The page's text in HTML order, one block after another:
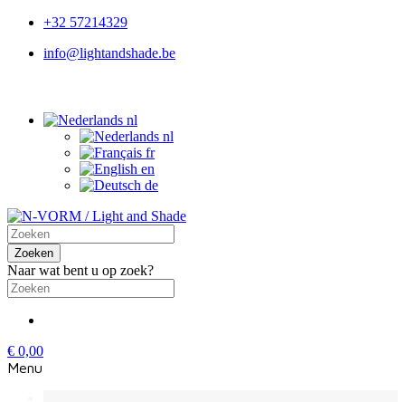
+32 57214329
info@lightandshade.be
nl
nl
fr
en
de
Zoeken
Naar wat bent u op zoek?
€ 0,00
Menu